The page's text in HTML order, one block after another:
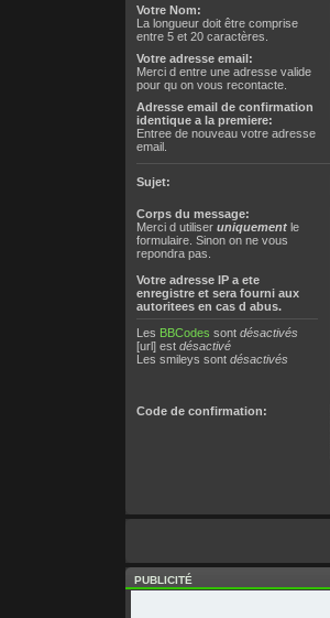
Votre Nom:
La longueur doit être comprise
entre 5 et 20 caractères.
Votre adresse email:
Merci d entre une adresse valide
pour qu on vous recontacte.
Adresse email de confirmation
identique a la premiere:
Entree de nouveau votre adresse
email.
Sujet:
Corps du message:
Merci d utiliseruniquement le
formulaire. Sinon on ne vous
repondra pas.
Votre adresse ΙΡ a ete
enregistre et sera fourni aux
autoritees en cas d abus.
Les BBCodes sontdésactivés
[url] estdésactivé
Les smileys sontdésactivés
Code de confirmation:
PUBLICITÉ